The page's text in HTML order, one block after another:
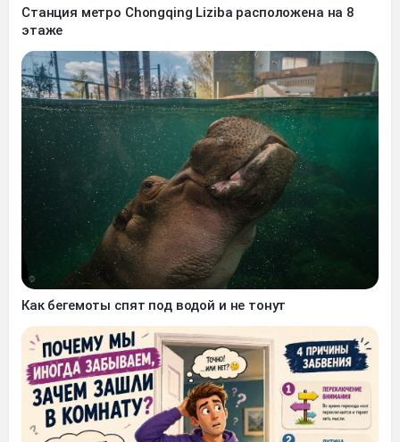
Станция метро Chongqing Liziba расположена на 8
этаже
Как бегемоты спят под водой и не тонут